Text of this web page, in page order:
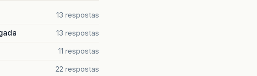
13 respostas
13 respostas
11 respostas
22 respostas